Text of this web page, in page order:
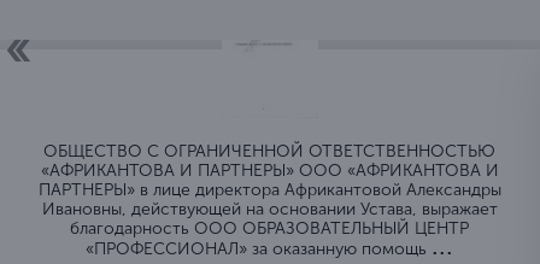
ОБЩЕСТВО C ОГРАНИЧЕННОЙ ОТВЕТСТВЕННОСТЬЮ
«АФРИКАНТОВА И ПАРТНЕРЫ» ООО «АФРИКАНТОВА И
ПАРТНЕРЫ» в лице директора Африкантовой Александры
Ивановны, действующей на основании Устава, выражает
благодарность ООО ОБРАЗОВАТЕЛЬНЫЙ ЦЕНТР
«ПРОФЕССИОНАЛ» за оказанную помощь ...